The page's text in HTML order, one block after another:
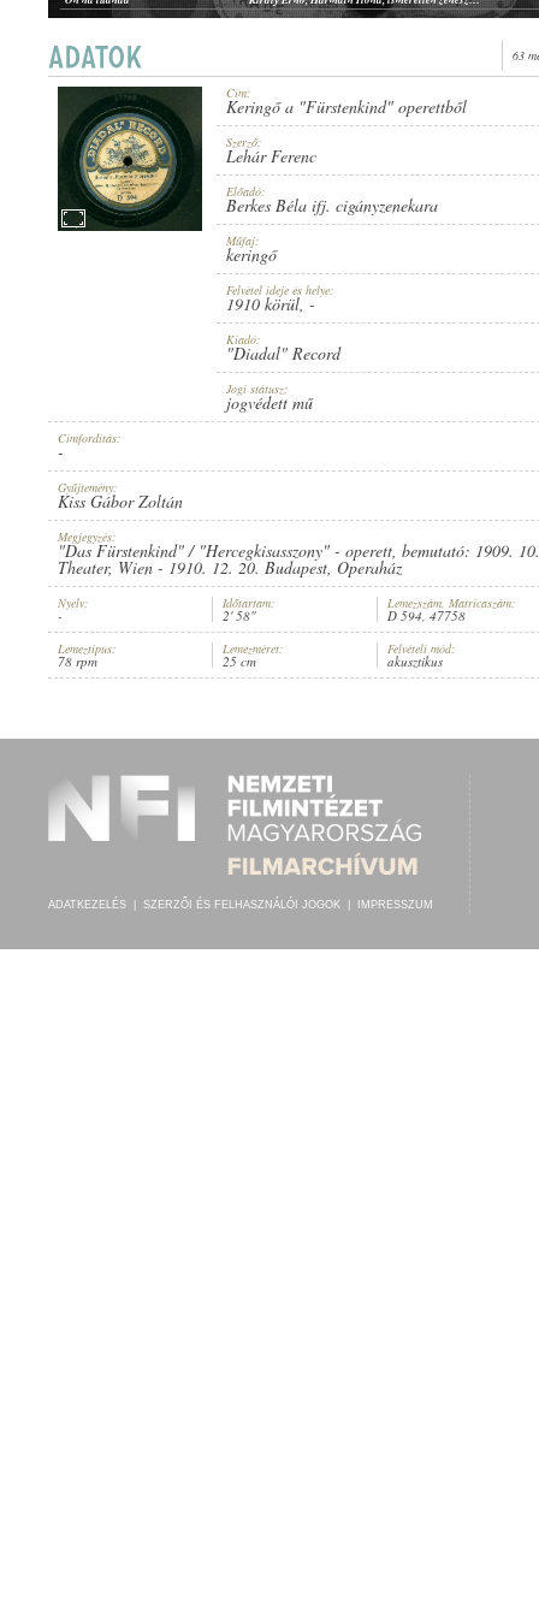
ELŐADÓ: BERKES BÉLA IFJ. CIGÁNYZENEKARA
MEGJELENÉS IDEJE: 1910 KÖRÜL
LEMEZSZÁM:
63
Cím:
Keringő a "Fürstenkind" operettből
Szerző:
Lehár Ferenc
Előadó:
Berkes Béla ifj. cigányzenekara
Műfaj:
keringő
Felvétel ideje és helye:
1910 körül, -
Kiadó:
"Diadal" Record
Jogi státusz:
jogvédett mű
Címfordítás:
-
Gyűjtemény:
Kiss Gábor Zoltán
Megjegyzés:
"Das Fürstenkind" / "Hercegkisasszony" - operett, bemutató: 1909.
Theater, Wien - 1910. 12. 20. Budapest, Operaház
Nyelv:
-
Időtartam:
2' 58"
Lemezszám, Matricaszám:
D 594, 47758
Lemeztípus:
78 rpm
Lemezméret:
25 cm
Felvételi mód:
akusztikus
ADATKEZELÉS SZERZŐI ÉS FELHASZNÁLÓI JOGOK IMPRESSZUM